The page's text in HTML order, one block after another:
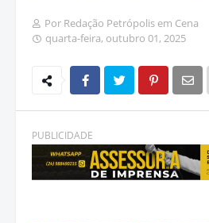
Por Redação Petrópolis em Cena
quarta-feira, outubro 01, 2025
PUBLICIDADE